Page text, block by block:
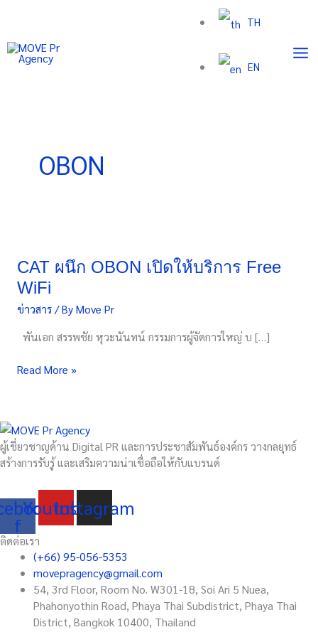
content
TH
EN
OBON
CAT ผนึก OBON เปิดให้บริการ Free
WiFi
ข่าวสาร/ ByMove Pr
พันเอก สรรพชัย หุวะนันทน์ กรรมการผู้จัดการใหญ่ บ […]
OBON
เปิด
ให้
บริการ
Free
WiFi
Read More »
ผู้เชี่ยวชาญด้าน Digital PR และการประชาสัมพันธ์องค์กร วางกลยุทธ์
สร้างการรับรู้ และเสริมความน่าเชื่อถือให้กับแบรนด์
f
Youtube
Instagram
ติดต่อเรา
(+66) 95-056-5353
movepragency@gmail.com
54, 3rd Floor, Room No. W301-18, Soi Ari 5 Nuea,
Phahonyothin Road, Phaya Thai Subdistrict, Phaya Thai
District, Bangkok 10400, Thailand